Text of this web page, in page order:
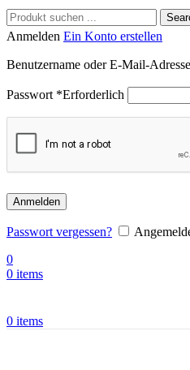
Anmelden Ein Konto erstellen
Benutzername oder E-Mail-Adresse
Passwort *Erforderlich
Anmelden
Passwort vergessen?
0
0 items
0 items